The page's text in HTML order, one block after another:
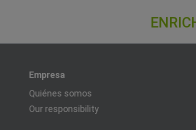
Empresa
Quiénes somos
Our responsibility